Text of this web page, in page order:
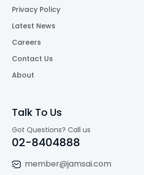
Privacy Policy
Latest News
Careers
Contact Us
About
Talk To Us
Got Questions? Call us
02-8404888
member@jamsai.com